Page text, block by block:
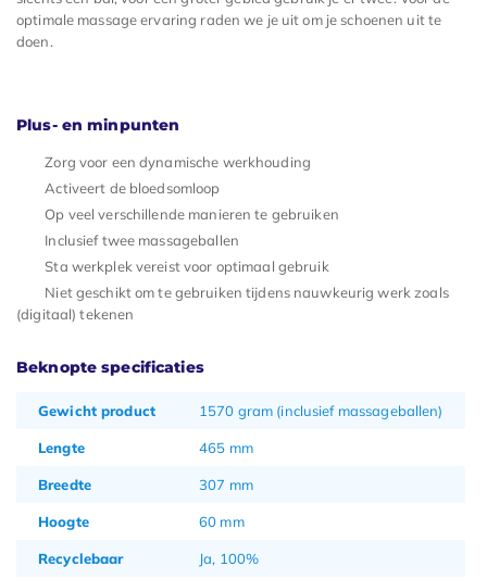
optimale massage ervaring raden we je uit om je schoenen uit te
doen.
Plus- en minpunten
Zorg voor een dynamische werkhouding
Activeert de bloedsomloop
Op veel verschillende manieren te gebruiken
Inclusief twee massageballen
Sta werkplek vereist voor optimaal gebruik
Niet geschikt om te gebruiken tijdens nauwkeurig werk zoals
(digitaal) tekenen
Beknopte specificaties
Gewicht product 1570 gram (inclusief massageballen)
Lengte 465 mm
Breedte 307 mm
Hoogte 60 mm
Recyclebaar Ja, 100%